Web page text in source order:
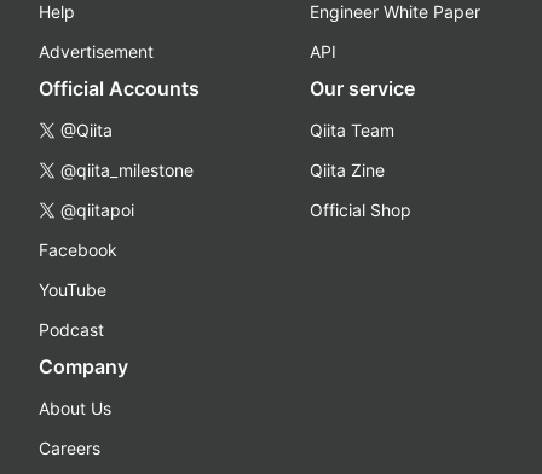
Help
Advertisement
Engineer White Paper
API
Official Accounts
@Qiita
@qiita_milestone
@qiitapoi
Facebook
YouTube
Podcast
Our service
Qiita Team
Qiita Zine
Official Shop
Company
About Us
Careers